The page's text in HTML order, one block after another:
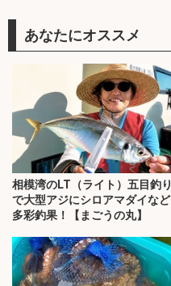
あなたにオススメ
相模湾のLT（ライト）五目釣り
で大型アジにシロアマダイなど
多彩釣果！【まごうの丸】